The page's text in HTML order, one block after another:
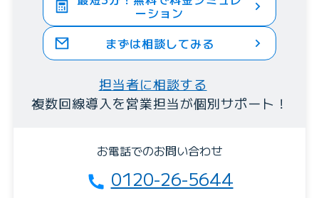
ーション
まずは相談してみる
担当者に相談する
複数回線導入を営業担当が個別サポート！
お電話でのお問い合わせ
0120-26-5644